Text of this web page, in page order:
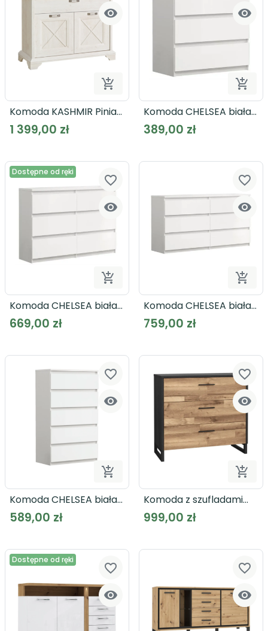


Dodaj do koszyka
Komoda KASHMIR Pinia
Biała KSMK223
1 399,00 zł


Komoda CHELSEA biała
CHLK23
389,00 zł
Dostępne od ręki


Dodaj do koszyka
favorite_border
Komoda CHELSEA biała
CHLK24
669,00 zł


favorite_border
Komoda CHELSEA biała
CHLK26
759,00 zł


Dodaj do koszyka
favorite_border
Komoda CHELSEA biała
CHLK45
589,00 zł


favorite_border
Komoda z szufladami
JAKOBINA SRBK211
999,00 zł
Dostępne od ręki

favorite_border

favorite_border